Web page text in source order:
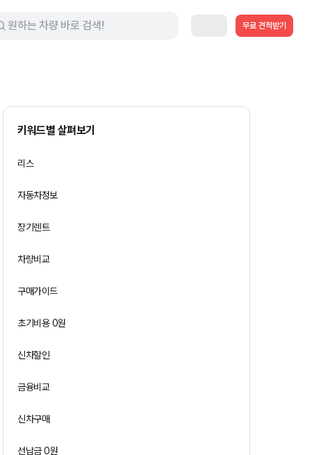
무료 견적받기
키워드별 살펴보기
리스
자동차정보
장기렌트
차량비교
구매가이드
초기비용 0원
신차할인
금융비교
신차구매
선납금 0원